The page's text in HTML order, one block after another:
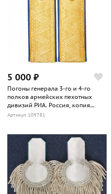
5 000 ₽
Погоны генерала 3-го и 4-го
полков армейских пехотных
дивизий РИА. Россия, копия...
Артикул 109781